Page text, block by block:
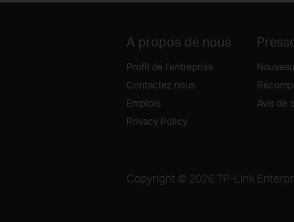
A propos de nous
Profil de l'entreprise
Contactez nous
Emplois
Privacy Policy
Avis de
Copyright © 2026 TP-Link